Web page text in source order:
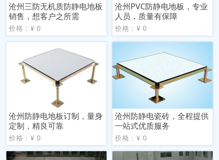
沧州三防无机质防静电地板
销售，想客户之所需
价格：¥ 0
沧州PVC防静电地板，专业
人员，质量有保障
价格：¥ 0
沧州防静电地板订制，量身
定制，精良可靠
价格：¥ 0
沧州防静电瓷砖，全程提供
一站式优质服务
价格：¥ 0